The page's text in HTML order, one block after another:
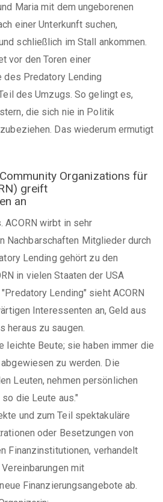
Maria mit dem ungeborenen
einer Unterkunft suchen,
schließlich im Stall ankommen.
vor den Toren einer
Predatory Lending
des Umzugs. So gelingt es,
die sich nie in Politik
Das wiederum ermutigt
Organizations für
greift
an
ACORN wirbt in sehr
Nachbarschaften Mitglieder durch
Lending gehört zu den
in vielen Staaten der USA
Lending" sieht ACORN
Interessenten an, Geld aus
heraus zu saugen.
leichte Beute; sie haben immer die
zu werden. Die
Leuten, nehmen persönlichen
die Leute aus."
und zum Teil spektakuläre
oder Besetzungen von
Finanzinstitutionen, verhandelt
mit
Finanzierungsangebote ab.